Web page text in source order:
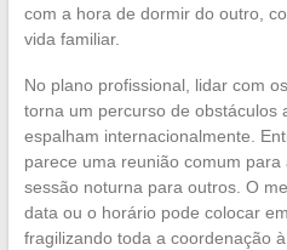
com a hora de dormir do outro,
vida familiar.
No plano profissional, lidar com
torna um percurso de obstáculos
espalham internacionalmente.
parece uma reunião comum
sessão noturna para outros. O
data ou o horário pode colocar
fragilizando toda a coordenação à